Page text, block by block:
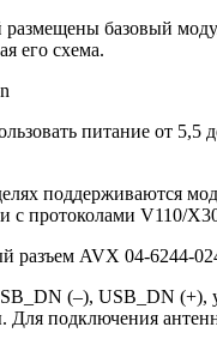
базовый
его схема.
питание от
поддерживаются
с протоколами V110/
AVX 04-6244-
(–), USB_DN (+),
подключения